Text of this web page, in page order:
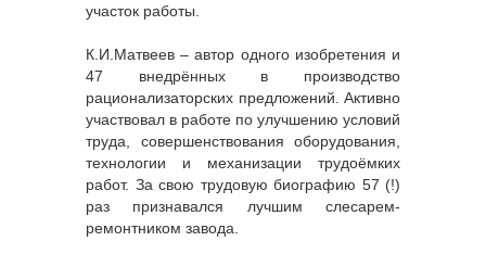
участок работы.
К.И.Матвеев – автор одного изобретения и
47 внедрённых в производство
рационализаторских предложений. Активно
участвовал в работе по улучшению условий
труда, совершенствования оборудования,
технологии и механизации трудоёмких
работ. За свою трудовую биографию 57 (!)
раз признавался лучшим слесарем-
ремонтником завода.